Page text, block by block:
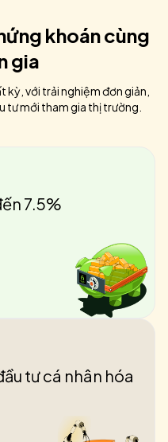
khoán cùng
gia
kỳ, với trải nghiệm đơn giản,
tư mới tham gia thị trường.
7.5%
tư cá nhân hóa